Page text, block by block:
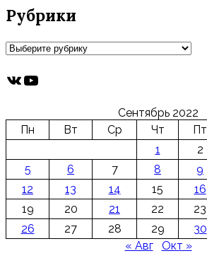
Рубрики
Рубрики
ВКонтакте
YouTube
Сентябрь 2022
Пн
Вт Ср Чт Пт
1
2
5
6 7 8 9
12
13 14 15 16
19
20 21 22 23
26
27 28 29
30
« Авг
Окт »